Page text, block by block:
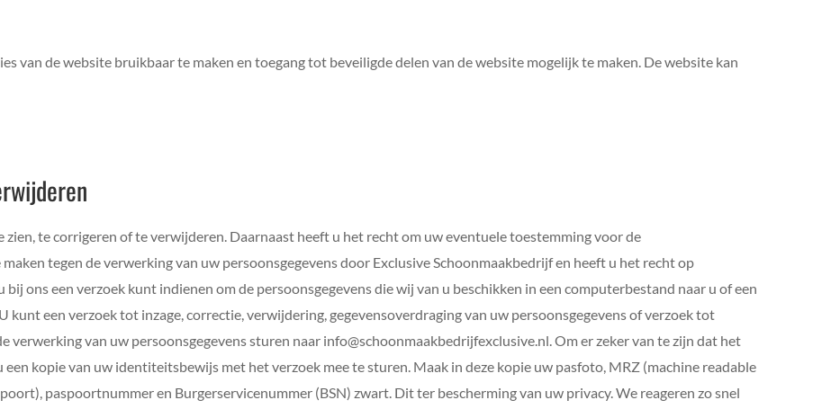
van de website bruikbaar te maken en toegang tot beveiligde delen van de website mogelijk te maken. De website kan
te corrigeren of te verwijderen. Daarnaast heeft u het recht om uw eventuele toestemming voor de
tegen de verwerking van uw persoonsgegevens door Exclusive Schoonmaakbedrijf en heeft u het recht op
ons een verzoek kunt indienen om de persoonsgegevens die wij van u beschikken in een computerbestand naar u of een
kunt een verzoek tot inzage, correctie, verwijdering, gegevensoverdraging van uw persoonsgegevens of verzoek tot
verwerking van uw persoonsgegevens sturen naar info@schoonmaakbedrijfexclusive.nl. Om er zeker van te zijn dat het
een kopie van uw identiteitsbewijs met het verzoek mee te sturen. Maak in deze kopie uw pasfoto, MRZ (machine readable
paspoortnummer en Burgerservicenummer (BSN) zwart. Dit ter bescherming van uw privacy. We reageren zo snel